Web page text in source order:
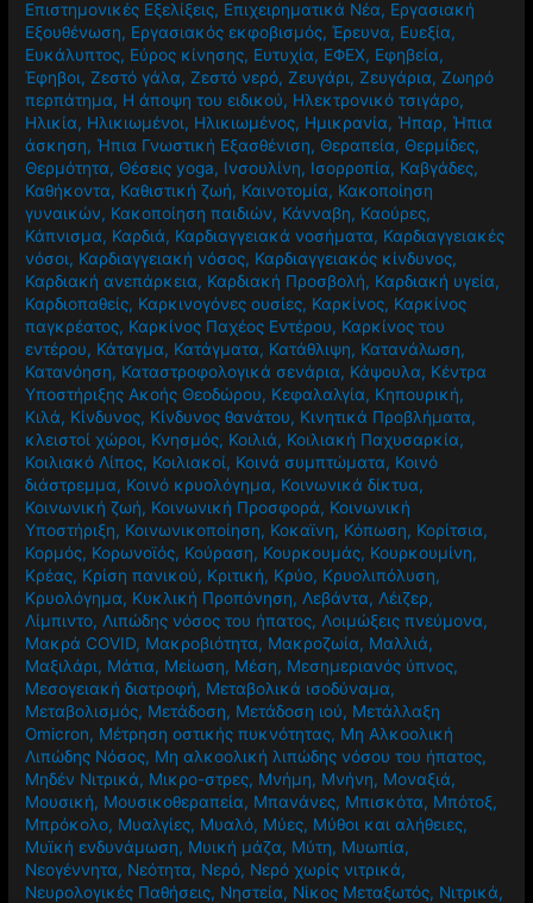
Επιστημονικές Εξελίξεις, Επιχειρηματικά Νέα, Εργασιακή
Εξουθένωση, Εργασιακός εκφοβισμός,Έρευνα, Ευεξία,
Ευκάλυπτος, Εύρος κίνησης, Ευτυχία, ΕΦΕΧ, Εφηβεία,
Έφηβοι,Ζεστό γάλα,Ζεστό νερό,Ζευγάρι,Ζευγάρια,Ζωηρό
περπάτημα, Η άποψη του ειδικού, Ηλεκτρονικό τσιγάρο,
Ηλικία, Ηλικιωμένοι, Ηλικιωμένος, Ημικρανία, Ήπαρ, Ήπια
άσκηση, Ήπια Γνωστική Εξασθένιση, Θεραπεία, Θερμίδες,
Θερμότητα, Θέσεις yoga, Ινσουλίνη, Ισορροπία, Καβγάδες,
Καθήκοντα, Καθιστική ζωή, Καινοτομία, Κακοποίηση
γυναικών, Κακοποίηση παιδιών, Κάνναβη, Καούρες,
Κάπνισμα, Καρδιά, Καρδιαγγειακά νοσήματα, Καρδιαγγειακές
νόσοι, Καρδιαγγειακή νόσος, Καρδιαγγειακός κίνδυνος,
Καρδιακή ανεπάρκεια, Καρδιακή Προσβολή, Καρδιακή υγεία,
Καρδιοπαθείς, Καρκινογόνες ουσίες, Καρκίνος, Καρκίνος
παγκρέατος, Καρκίνος Παχέος Εντέρου, Καρκίνος του
εντέρου, Κάταγμα, Κατάγματα, Κατάθλιψη, Κατανάλωση,
Κατανόηση, Καταστροφολογικά σενάρια, Κάψουλα, Κέντρα
Υποστήριξης Ακοής Θεοδώρου, Κεφαλαλγία, Κηπουρική,
Κιλά, Κίνδυνος, Κίνδυνος θανάτου, Κινητικά Προβλήματα,
κλειστοί χώροι, Κνησμός, Κοιλιά, Κοιλιακή Παχυσαρκία,
Κοιλιακό Λίπος, Κοιλιακοί, Κοινά συμπτώματα, Κοινό
διάστρεμμα, Κοινό κρυολόγημα, Κοινωνικά δίκτυα,
Κοινωνική ζωή, Κοινωνική Προσφορά, Κοινωνική
Υποστήριξη, Κοινωνικοποίηση, Κοκαϊνη, Κόπωση, Κορίτσια,
Κορμός, Κορωνοϊός, Κούραση, Κουρκουμάς, Κουρκουμίνη,
Κρέας, Κρίση πανικού, Κριτική, Κρύο, Κρυολιπόλυση,
Κρυολόγημα, Κυκλική Προπόνηση, Λεβάντα, Λέιζερ,
Λίμπιντο, Λιπώδης νόσος του ήπατος, Λοιμώξεις πνεύμονα,
Μακρά COVID, Μακροβιότητα, Μακροζωία, Μαλλιά,
Μαξιλάρι, Μάτια, Μείωση, Μέση, Μεσημεριανός ύπνος,
Μεσογειακή διατροφή, Μεταβολικά ισοδύναμα,
Μεταβολισμός, Μετάδοση, Μετάδοση ιού, Μετάλλαξη
Omicron, Μέτρηση οστικής πυκνότητας, Μη Αλκοολική
Λιπώδης Νόσος, Μη αλκοολική λιπώδης νόσου του ήπατος,
Μηδέν Νιτρικά, Μικρο-στρες, Μνήμη, Μνήνη, Μοναξιά,
Μουσική, Μουσικοθεραπεία, Μπανάνες, Μπισκότα, Μπότοξ,
Μπρόκολο, Μυαλγίες, Μυαλό, Μύες, Μύθοι και αλήθειες,
Μυϊκή ενδυνάμωση, Μυική μάζα, Μύτη, Μυωπία,
Νεογέννητα, Νεότητα, Νερό, Νερό χωρίς νιτρικά,
Νευρολογικές Παθήσεις, Νηστεία, Νίκος Μεταξωτός, Νιτρικά,